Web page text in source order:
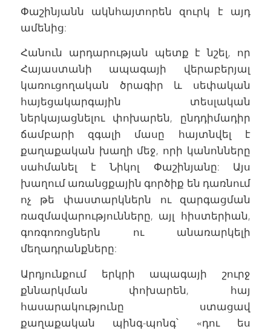
Փաշինյանն ակնհայտորեն զուրկ է այդ
ամենից:
Հանուն արդարության պետք է նշել, որ
Հայաստանի ապագայի վերաբերյալ
կառուցողական ծրագիր և սեփական
հայեցակարգային տեսլական
ներկայացնելու փոխարեն, ընդդիմադիր
ճամբարի զգալի մասը հայտնվել է
քաղաքական խաղի մեջ, որի կանոնները
սահմանել է Նիկոլ Փաշինյանը: Այս
խաղում առանցքային գործիք են դառնում
ոչ թե փաստարկներն ու զարգացման
ռազմավարությունները, այլ հիստերիան,
գոռգոռոցներն ու անառարկելի
մեղադրանքները:
Արդյունքում երկրի ապագայի շուրջ
քննարկման փոխարեն, հայ
հասարակությունը ստացավ
քաղաքական պինգ-պոնգ՝ «դու ես